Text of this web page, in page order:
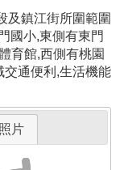
及鎮江街所圍範圍
國小,東側有東門
育館,西側有桃園
交通便利,生活機能
片